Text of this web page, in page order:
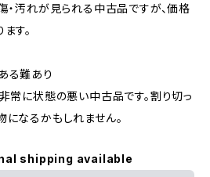
・汚れが見られる中古品ですが、価格
す。
る難あり
常に状態の悪い中古品です。割り切っ
なるかもしれません。
shipping available